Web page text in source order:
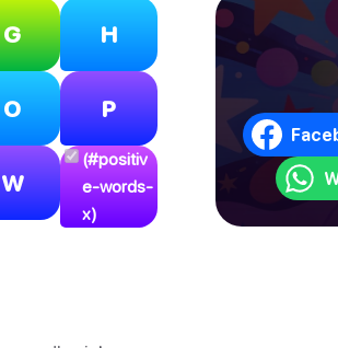
G H
O P
W
(#positiv
e-words-
x)